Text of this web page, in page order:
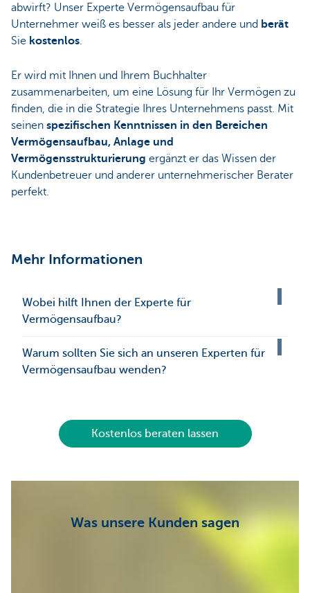
abwirft? Unser Experte Vermögensaufbau für
Unternehmer weiß es besser als jeder andere und berät
Sie kostenlos.
Er wird mit Ihnen und Ihrem Buchhalter
zusammenarbeiten, um eine Lösung für Ihr Vermögen zu
finden, die in die Strategie Ihres Unternehmens passt. Mit
seinen spezifischen Kenntnissen in den Bereichen
Vermögensaufbau, Anlage und
Vermögensstrukturierung ergänzt er das Wissen der
Kundenbetreuer und anderer unternehmerischer Berater
perfekt.
Mehr Informationen
Wobei hilft Ihnen der Experte für
Vermögensaufbau?
Warum sollten Sie sich an unseren Experten für
Vermögensaufbau wenden?
Kostenlos beraten lassen
Was unsere Kunden sagen